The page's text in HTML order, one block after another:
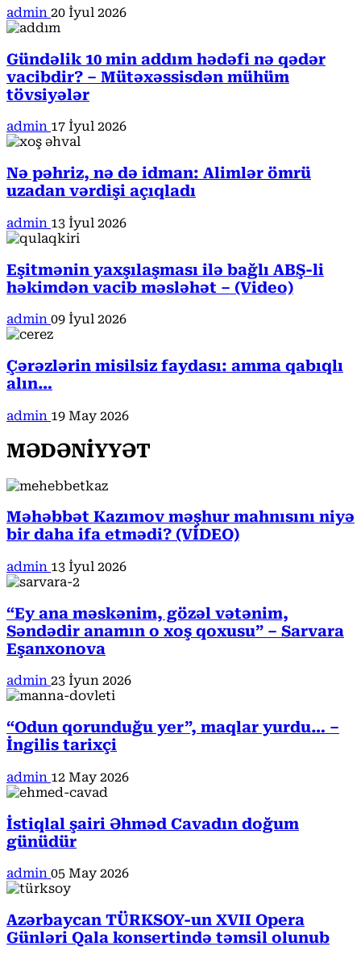
admin 20 İyul 2026
Gündəlik 10 min addım hədəfi nə qədər
vacibdir? – Mütəxəssisdən mühüm
tövsiyələr
admin 17 İyul 2026
Nə pəhriz, nə də idman: Alimlər ömrü
uzadan vərdişi açıqladı
admin 13 İyul 2026
Eşitmənin yaxşılaşması ilə bağlı ABŞ-li
həkimdən vacib məsləhət – (Video)
admin 09 İyul 2026
Çərəzlərin misilsiz faydası: amma qabıqlı
alın…
admin 19 May 2026
MƏDƏNİYYƏT
Məhəbbət Kazımov məşhur mahnısını niyə
bir daha ifa etmədi? (VİDEO)
admin 13 İyul 2026
“Ey ana məskənim, gözəl vətənim,
Səndədir anamın o xoş qoxusu” – Sarvara
Eşanxonova
admin 23 İyun 2026
“Odun qorunduğu yer”, maqlar yurdu… –
İngilis tarixçi
admin 12 May 2026
İstiqlal şairi Əhməd Cavadın doğum
günüdür
admin 05 May 2026
Azərbaycan TÜRKSOY-un XVII Opera
Günləri Qala konsertində təmsil olunub